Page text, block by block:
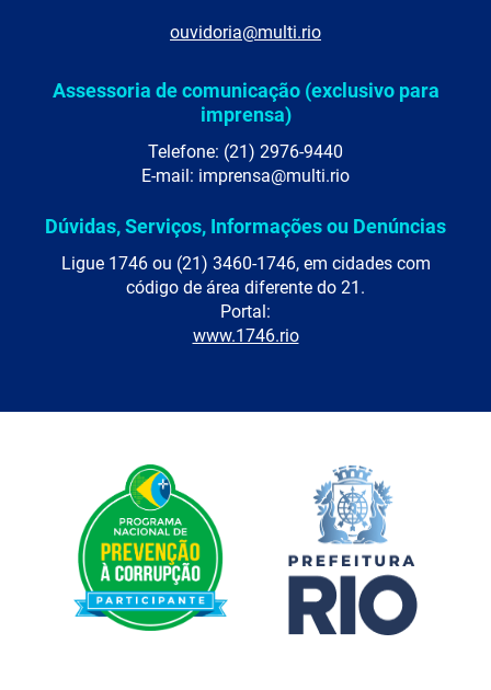
ouvidoria@multi.rio
Assessoria de comunicação (exclusivo para
imprensa)
Telefone: (21) 2976-9440
E-mail: imprensa@multi.rio
Dúvidas, Serviços, Informações ou Denúncias
Ligue 1746 ou (21) 3460-1746, em cidades com
código de área diferente do 21.
Portal:
www.1746.rio